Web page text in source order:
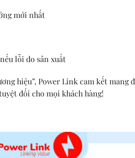
mới nhất
lỗi do sản xuất
hiệu”, Power Link cam kết mang
đối cho mọi khách hàng!